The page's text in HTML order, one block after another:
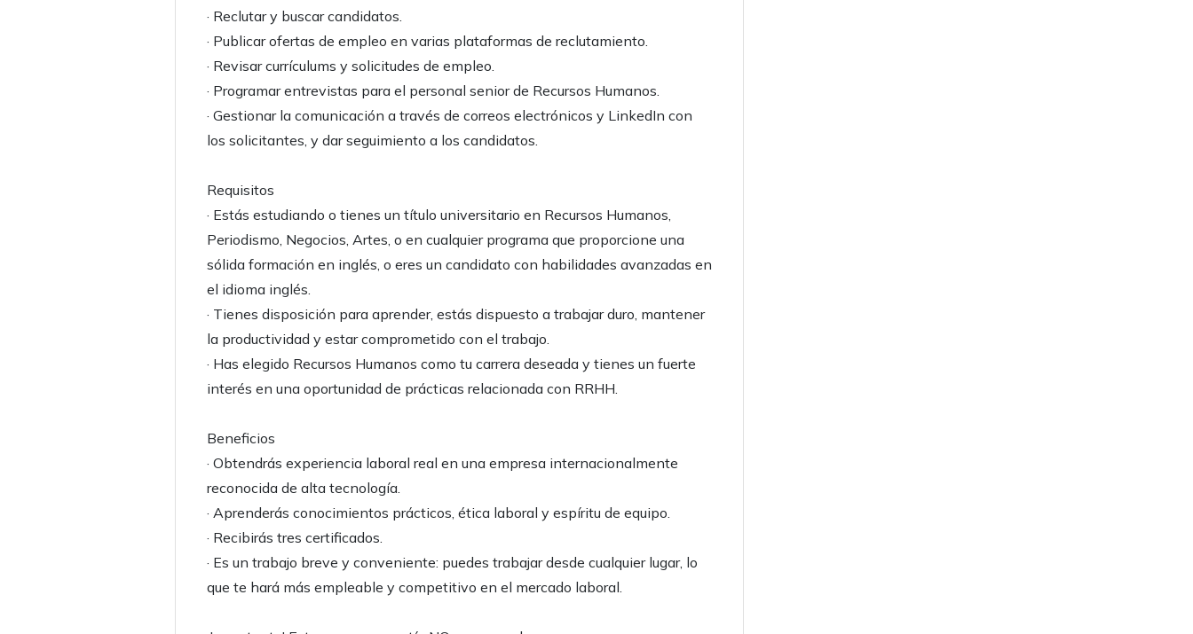
· Reclutar y buscar candidatos.
· Publicar ofertas de empleo en varias plataformas de reclutamiento.
· Revisar currículums y solicitudes de empleo.
· Programar entrevistas para el personal senior de Recursos Humanos.
· Gestionar la comunicación a través de correos electrónicos y LinkedIn con
los solicitantes, y dar seguimiento a los candidatos.
Requisitos
· Estás estudiando o tienes un título universitario en Recursos Humanos,
Periodismo, Negocios, Artes, o en cualquier programa que proporcione una
sólida formación en inglés, o eres un candidato con habilidades avanzadas en
el idioma inglés.
· Tienes disposición para aprender, estás dispuesto a trabajar duro, mantener
la productividad y estar comprometido con el trabajo.
· Has elegido Recursos Humanos como tu carrera deseada y tienes un fuerte
interés en una oportunidad de prácticas relacionada con RRHH.
Beneficios
· Obtendrás experiencia laboral real en una empresa internacionalmente
reconocida de alta tecnología.
· Aprenderás conocimientos prácticos, ética laboral y espíritu de equipo.
· Recibirás tres certificados.
· Es un trabajo breve y conveniente: puedes trabajar desde cualquier lugar, lo
que te hará más empleable y competitivo en el mercado laboral.